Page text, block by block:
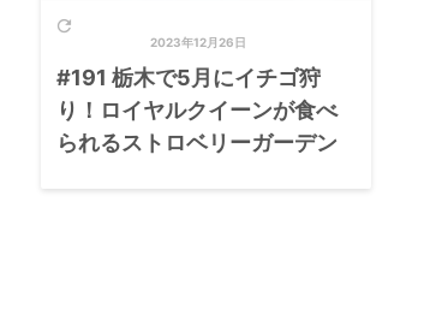

2023年12月26日
#191 栃木で5月にイチゴ狩
り！ロイヤルクイーンが食べ
られるストロベリーガーデン